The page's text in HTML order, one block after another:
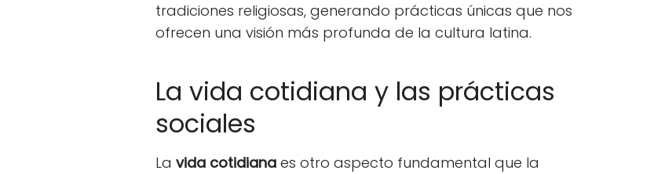
tradiciones religiosas, generando prácticas únicas que nos
ofrecen una visión más profunda de la cultura latina.
La vida cotidiana y las prácticas
sociales
La vida cotidiana es otro aspecto fundamental que la